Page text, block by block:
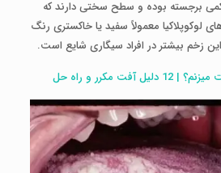
برجسته بوده و سطح سختی دارند که
لوکوپلاکیا معمولاً سفید یا خاکستری رنگ
زخم بیشتر در افراد سیگاری شایع است.
آفت مکرر و راه حل